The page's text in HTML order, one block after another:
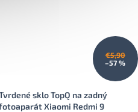
€5,90
–57 %
sklo TopQ na zadný
Xiaomi Redmi 9